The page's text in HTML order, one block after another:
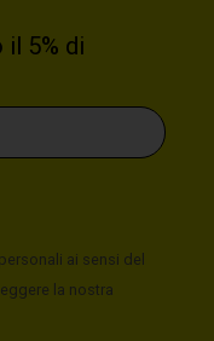
5% di
ai sensi del
la nostra